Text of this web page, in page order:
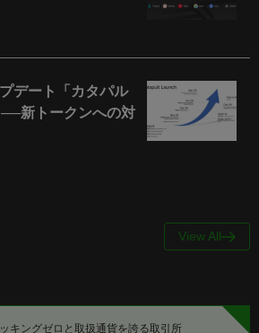
デート「カタパル
──新トークンへの対
View All
キングゼロと取扱通貨を誇る取引所